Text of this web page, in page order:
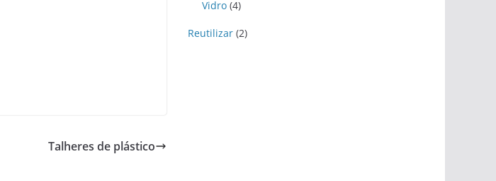
Talheres de plástico
Vidro (4)
Reutilizar (2)